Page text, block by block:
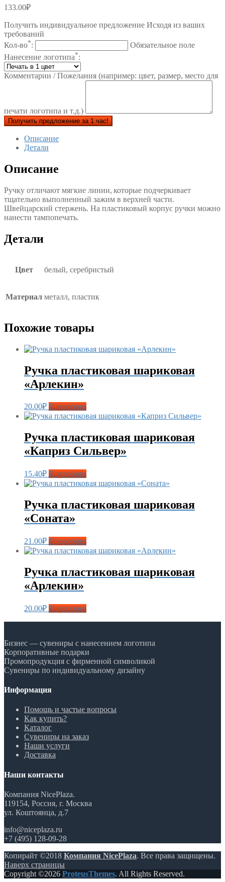
133.00₽
Получить индивидуальное предложение Исходя из ваших
требований
Кол-во*:
Обязательное поле
Нанесение логотипа*:
Комментарии / Пожелания (например: цвет, размер, место для
печати логотипа и т.д.)
Получить предложение за 1 час!
Описание
Детали
Описание
Ручку отличают мягкие линии, которые подчеркивает
тщательно выполненный зажим в верхней части.
Швейцарский стержень. На пластиковый корпус ручки можно
нанести тампопечать.
Детали
Цвет белый, серебристый
Материал металл, пластик
Похожие товары
Ручка пластиковая шариковая
«Арлекин»
20.00₽ Подробнее
Ручка пластиковая шариковая
«Каприз Сильвер»
15.40₽ Подробнее
Ручка пластиковая шариковая
«Соната»
21.00₽ Подробнее
Ручка пластиковая шариковая
«Арлекин»
20.00₽ Подробнее
Бизнес — сувениры с нанесением логотипа
Корпоративные подарки
Промопродукция с фирменной символикой
Сувениры по индивидуальному дизайну
Информация
Помощь и частые вопросы
Как купить?
Каталог
Сувениры на заказ
Наши услуги
Доставка
Наши контакты
Компания NicePlaza.
119154, Россия, г. Москва
ул. Коштоянца, д.7
info@niceplaza.ru
+7 (495) 128-09-28
Копирайт ©2018 Компания NicePlaza. Все права защищены.
Наверх страницы
Copyright ©2026 ProteusThemes. All Rights Reserved.